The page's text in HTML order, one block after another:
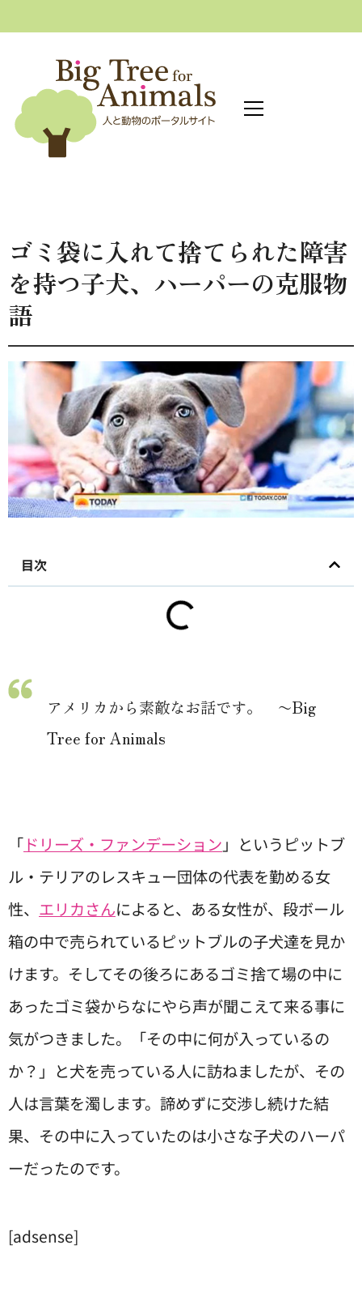
ゴミ袋に入れて捨てられた障害
を持つ子犬、ハーパーの克服物
語
目次
アメリカから素敵なお話です。 〜Big
Tree for Animals
「ドリーズ・ファンデーション 」というピットブ
ル・テリアのレスキュー団体の代表を勤める女
性、 エリカさんによると、ある女性が、段ボール
箱の中で売られているピットブルの子犬達を見か
けます。そしてその後ろにあるゴミ捨て場の中に
あったゴミ袋からなにやら声が聞こえて来る事に
気がつきました。「その中に何が入っているの
か？」と犬を売っている人に訪ねましたが、その
人は言葉を濁します。諦めずに交渉し続けた結
果、その中に入っていたのは小さな子犬のハーパ
ーだったのです。
[adsense]